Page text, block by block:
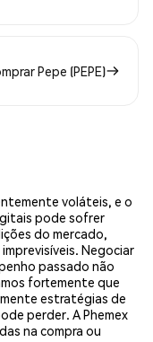
Pepe (PEPE)
voláteis, e o
pode sofrer
do mercado,
Negociar
passado não
fortemente que
estratégias de
perder. A Phemex
na compra ou